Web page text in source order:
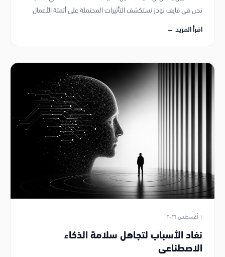
نحن في فايف نودز نستكشف التأثيرات المحتملة على أتمتة الأعمال
اقرأ المزيد ←
١ أغسطس ٢٠٢٦
نفاد الأسباب لتجاهل سلامة الذكاء
الاصطناعي